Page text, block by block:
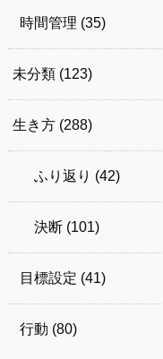
時間管理 (35)
未分類 (123)
生き方 (288)
ふり返り (42)
決断 (101)
目標設定 (41)
行動 (80)